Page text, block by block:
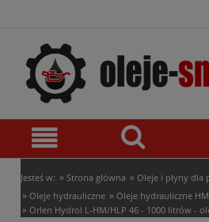
Jesteś w: » Strona główna » Oleje i płyny dla
» Oleje hydrauliczne » Oleje hydrauliczne
» Orlen Hydrol L-HM/HLP 46 - 1000 litrów -